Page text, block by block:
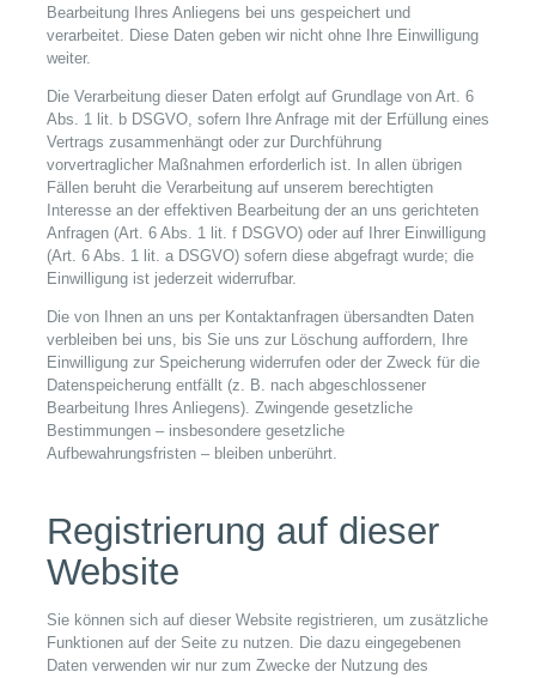
Bearbeitung Ihres Anliegens bei uns gespeichert und
verarbeitet. Diese Daten geben wir nicht ohne Ihre Einwilligung
weiter.
Die Verarbeitung dieser Daten erfolgt auf Grundlage von Art. 6
Abs. 1 lit. b DSGVO, sofern Ihre Anfrage mit der Erfüllung eines
Vertrags zusammenhängt oder zur Durchführung
vorvertraglicher Maßnahmen erforderlich ist. In allen übrigen
Fällen beruht die Verarbeitung auf unserem berechtigten
Interesse an der effektiven Bearbeitung der an uns gerichteten
Anfragen (Art. 6 Abs. 1 lit. f DSGVO) oder auf Ihrer Einwilligung
(Art. 6 Abs. 1 lit. a DSGVO) sofern diese abgefragt wurde; die
Einwilligung ist jederzeit widerrufbar.
Die von Ihnen an uns per Kontaktanfragen übersandten Daten
verbleiben bei uns, bis Sie uns zur Löschung auffordern, Ihre
Einwilligung zur Speicherung widerrufen oder der Zweck für die
Datenspeicherung entfällt (z. B. nach abgeschlossener
Bearbeitung Ihres Anliegens). Zwingende gesetzliche
Bestimmungen – insbesondere gesetzliche
Aufbewahrungsfristen – bleiben unberührt.
Registrierung auf dieser
Website
Sie können sich auf dieser Website registrieren, um zusätzliche
Funktionen auf der Seite zu nutzen. Die dazu eingegebenen
Daten verwenden wir nur zum Zwecke der Nutzung des